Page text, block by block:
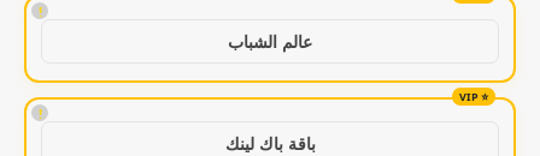
!
عالم الشباب
!
باقة باك لينك